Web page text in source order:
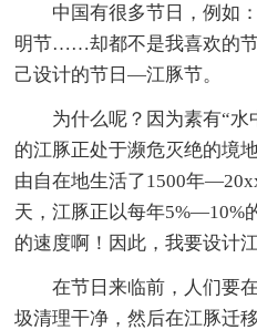
中国有很多节日，例如
明节……却都不是我喜欢的
己设计的节日—江豚节。
为什么呢？因为素有“水
的江豚正处于濒危灭绝的境
由自在地生活了1500年
天，江豚正以每年5%—10%
的速度啊！因此，我要设计江
在节日来临前，人们要
圾清理干净，然后在江豚迁